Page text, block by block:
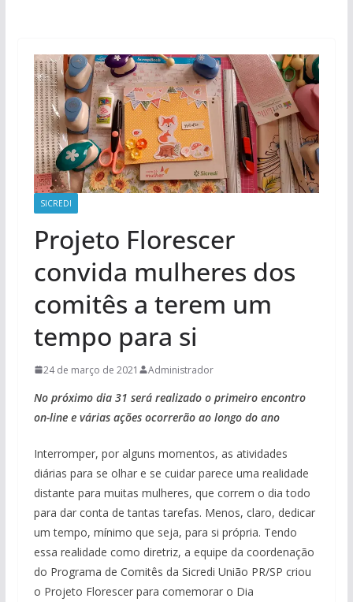
SICREDI
Projeto Florescer
convida mulheres dos
comitês a terem um
tempo para si
24 de março de 2021 Administrador
No próximo dia 31 será realizado o primeiro encontro
on-line e várias ações ocorrerão ao longo do ano
Interromper, por alguns momentos, as atividades
diárias para se olhar e se cuidar parece uma realidade
distante para muitas mulheres, que correm o dia todo
para dar conta de tantas tarefas. Menos, claro, dedicar
um tempo, mínimo que seja, para si própria. Tendo
essa realidade como diretriz, a equipe da coordenação
do Programa de Comitês da Sicredi União PR/SP criou
o Projeto Florescer para comemorar o Dia